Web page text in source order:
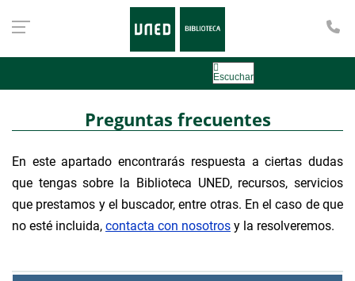
Escuchar
Preguntas frecuentes
En este apartado encontrarás respuesta a ciertas dudas
que tengas sobre la Biblioteca UNED, recursos, servicios
que prestamos y el buscador, entre otras. En el caso de que
no esté incluida, contacta con nosotros y la resolveremos.